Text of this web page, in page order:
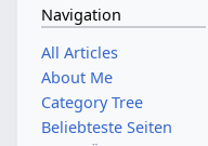
Navigation
All Articles
About Me
Category Tree
Beliebteste Seiten